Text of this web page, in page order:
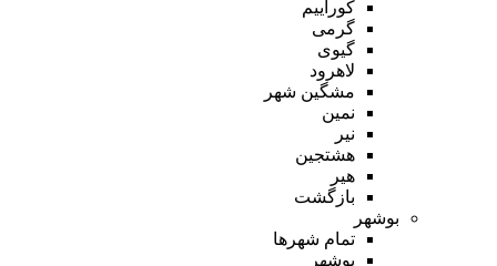
کوراییم
گرمی
گیوی
لاهرود
مشگین شهر
نمین
نیر
هشتجین
هیر
بازگشت
بوشهر
تمام شهر‌ها
بوشهر